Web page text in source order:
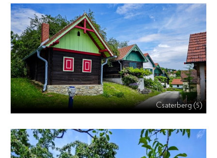
Csaterberg (5)